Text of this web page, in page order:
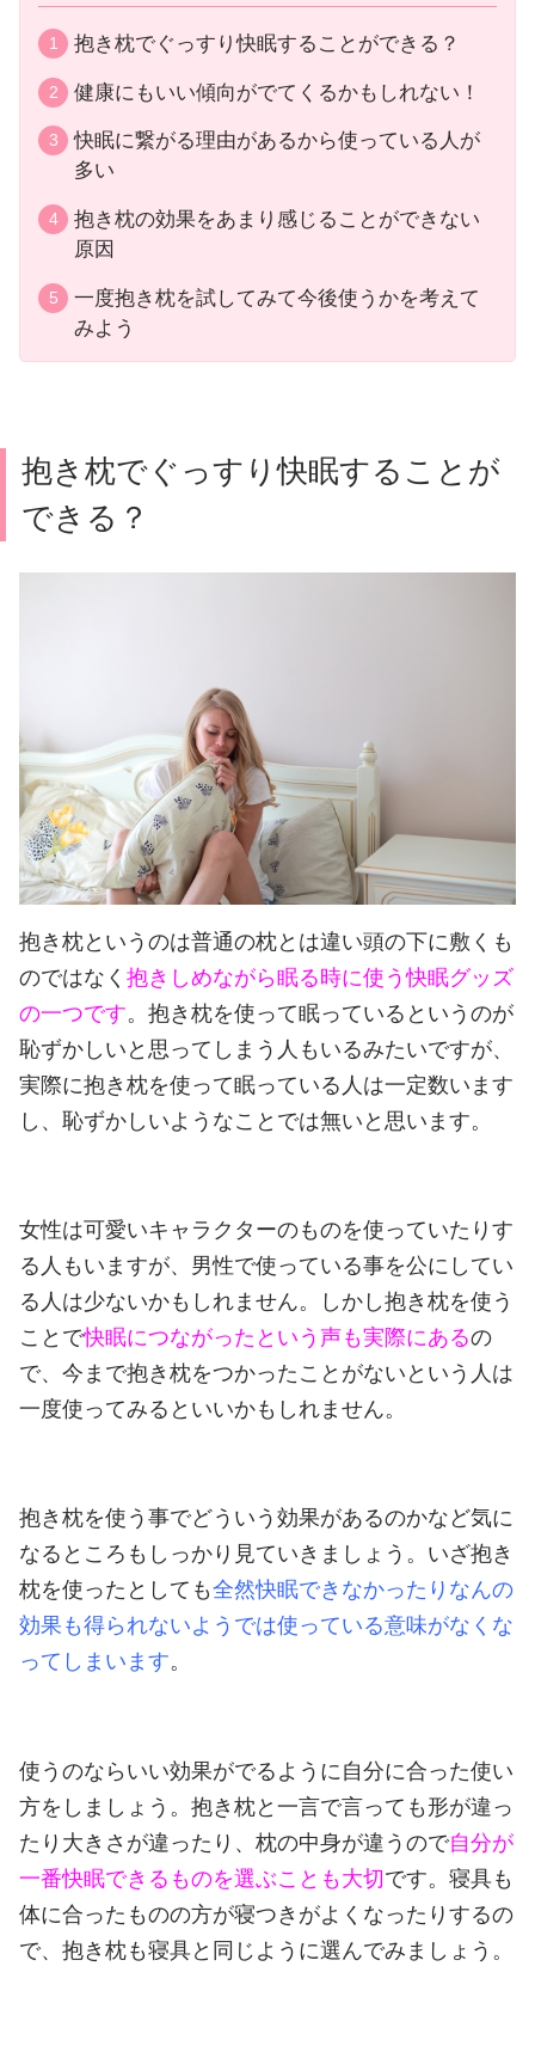
抱き枕でぐっすり快眠することができる？
健康にもいい傾向がでてくるかもしれない！
快眠に繋がる理由があるから使っている人が
多い
抱き枕の効果をあまり感じることができない
原因
一度抱き枕を試してみて今後使うかを考えて
みよう
抱き枕でぐっすり快眠することが
できる？
抱き枕というのは普通の枕とは違い頭の下に敷くも
のではなく 抱きしめながら眠る時に使う快眠グッズ
の一つです。 抱き枕を使って眠っているというのが
恥ずかしいと思ってしまう人もいるみたいですが、
実際に抱き枕を使って眠っている人は一定数います
し、恥ずかしいようなことでは無いと思います。
女性は可愛いキャラクターのものを使っていたりす
る人もいますが、男性で使っている事を公にしてい
る人は少ないかもしれません。
しかし抱き枕を使う
ことで快眠につながったという声も実際にあるの
で、今まで抱き枕をつかったことがないという人は
一度使ってみるといいかもしれません。
抱き枕を使う事でどういう効果があるのかなど気に
なるところもしっかり見ていきましょう。 いざ抱き
枕を使ったとしても全然快眠できなかったりなんの
効果も得られないようでは使っている意味がなくな
ってしまいます。
使うのならいい効果がでるように自分に合った使い
方をしましょう。 抱き枕と一言で言っても形が違っ
たり大きさが違ったり、枕の中身が違うので自分が
一番快眠できるものを選ぶことも大切です。 寝具も
体に合ったものの方が寝つきがよくなったりするの
で、抱き枕も寝具と同じように選んでみましょう。